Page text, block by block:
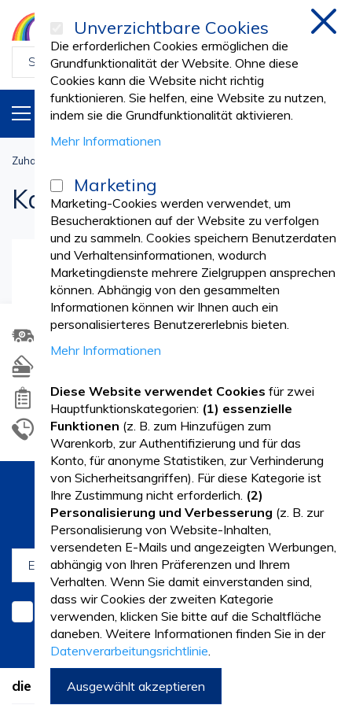
PRODUKTE
Zuhause
Kataloge
Neuen Artikel anfordern
Werbeaktionen
Wählen Sie kostenlos!
Ich möchte Neuigkeiten und
Werbeaktionen per E-Mail erhalten
ICH ABONNIERE
Ich habe die Allgemeine Geschäftsbedingungen
gelesen und stimme ihnen zu
die Firma
Unverzichtbare Cookies
Die erforderlichen Cookies ermöglichen die
Grundfunktionalität der Website. Ohne diese
Cookies kann die Website nicht richtig
funktionieren. Sie helfen, eine Website zu nutzen,
indem sie die Grundfunktionalität aktivieren.
Mehr Informationen
Marketing
Marketing-Cookies werden verwendet, um
Besucheraktionen auf der Website zu verfolgen
und zu sammeln. Cookies speichern Benutzerdaten
und Verhaltensinformationen, wodurch
Marketingdienste mehrere Zielgruppen ansprechen
können. Abhängig von den gesammelten
Informationen können wir Ihnen auch ein
personalisierteres Benutzererlebnis bieten.
Mehr Informationen
Diese Website verwendet Cookies für zwei
Hauptfunktionskategorien: (1) essenzielle
Funktionen (z. B. zum Hinzufügen zum
Warenkorb, zur Authentifizierung und für das
Konto, für anonyme Statistiken, zur Verhinderung
von Sicherheitsangriffen). Für diese Kategorie ist
Ihre Zustimmung nicht erforderlich. (2)
Personalisierung und Verbesserung (z. B. zur
Personalisierung von Website-Inhalten,
versendeten E-Mails und angezeigten Werbungen,
abhängig von Ihren Präferenzen und Ihrem
Verhalten. Wenn Sie damit einverstanden sind,
dass wir Cookies der zweiten Kategorie
verwenden, klicken Sie bitte auf die Schaltfläche
daneben. Weitere Informationen finden Sie in der
Datenverarbeitungsrichtlinie.
Ausgewählt akzeptieren